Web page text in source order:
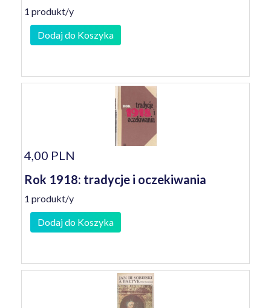
1 produkt/y
Dodaj do Koszyka
4,00 PLN
Rok 1918: tradycje i oczekiwania
1 produkt/y
Dodaj do Koszyka